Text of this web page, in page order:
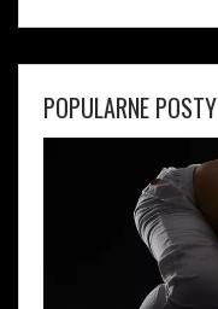
POPULARNE POSTY